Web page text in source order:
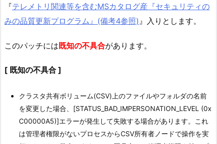
『テレメトリ関連等を含むMSカタログ産『セキュリティの
みの品質更新プログラム』(備考4参照) 』入りとします。
このパッチには既知の不具合があります。
[ 既知の不具合 ]
クラスタ共有ボリューム(CSV)上のファイルやフォルダの名前
を変更した場合、[STATUS_BAD_IMPERSONATION_LEVEL (0x
C00000A5)]エラーが発生して失敗する場合があります。これ
は管理者権限がないプロセスからCSV所有者ノードで操作を実